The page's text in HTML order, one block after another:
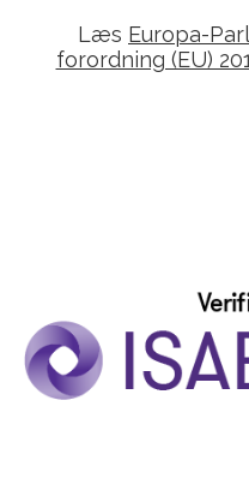
Læs Europa-
forordning (EU)